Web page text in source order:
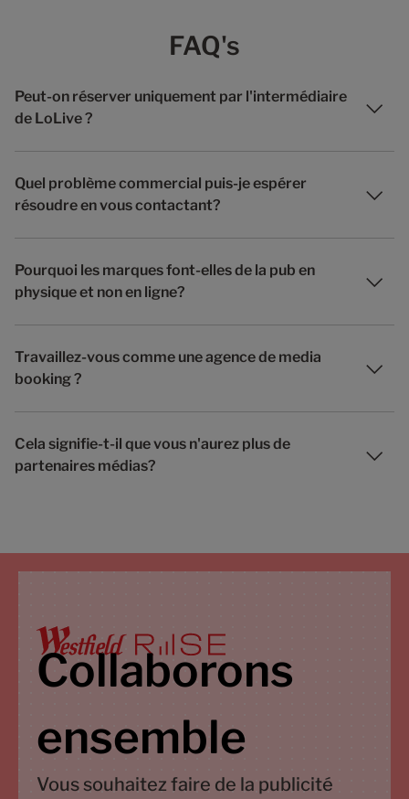
FAQ's
Peut-on réserver uniquement par l'intermédiaire
de LoLive ?
Quel problème commercial puis-je espérer
résoudre en vous contactant?
Pourquoi les marques font-elles de la pub en
physique et non en ligne?
Travaillez-vous comme une agence de media
booking ?
Cela signifie-t-il que vous n'aurez plus de
partenaires médias?
Collaborons
ensemble
Vous souhaitez faire de la publicité